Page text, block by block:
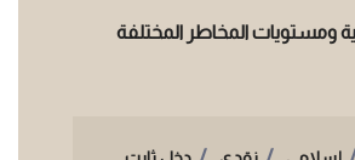
ومستويات المخاطر المختلفة